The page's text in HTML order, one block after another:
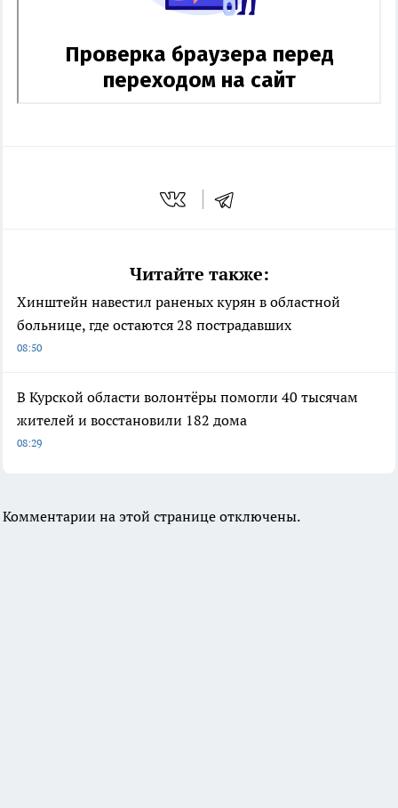
Читайте также:
Хинштейн навестил раненых курян в областной
больнице, где остаются 28 пострадавших
08:50
В Курской области волонтёры помогли 40 тысячам
жителей и восстановили 182 дома
08:29
Комментарии на этой странице отключены.